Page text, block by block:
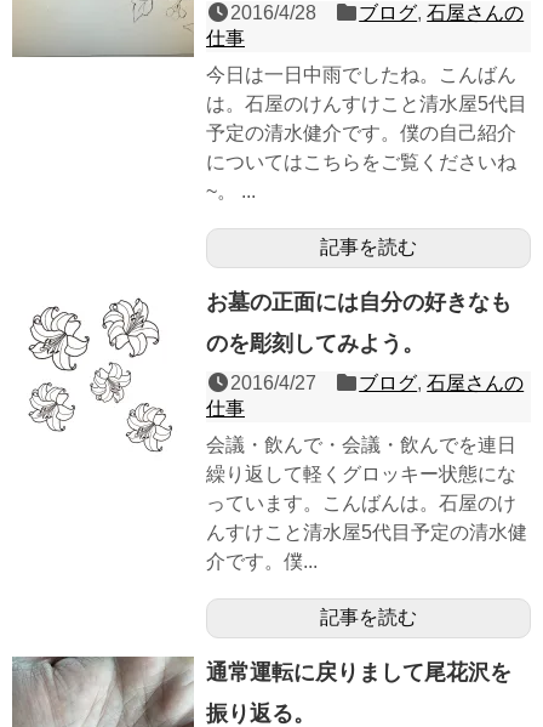
2016/4/28 ブログ,石屋さんの
仕事
今日は一日中雨でしたね。こんばん
は。石屋のけんすけこと清水屋5代目
予定の清水健介です。僕の自己紹介
についてはこちらをご覧くださいね
~。 ...
記事を読む
お墓の正面には自分の好きなも
のを彫刻してみよう。
2016/4/27 ブログ,石屋さんの
仕事
会議・飲んで・会議・飲んでを連日
繰り返して軽くグロッキー状態にな
っています。こんばんは。石屋のけ
んすけこと清水屋5代目予定の清水健
介です。僕...
記事を読む
通常運転に戻りまして尾花沢を
振り返る。